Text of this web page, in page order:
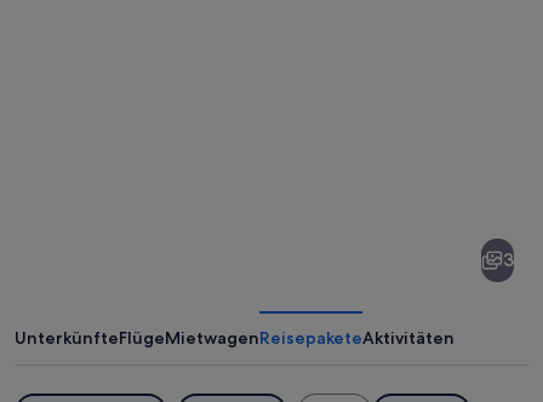
3
UnterkünfteFlügeMietwagenReisepaketeAktivitäten